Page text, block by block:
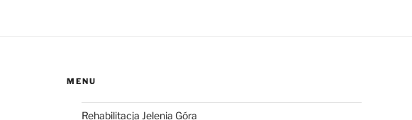
MENU
Rehabilitacja Jelenia Góra